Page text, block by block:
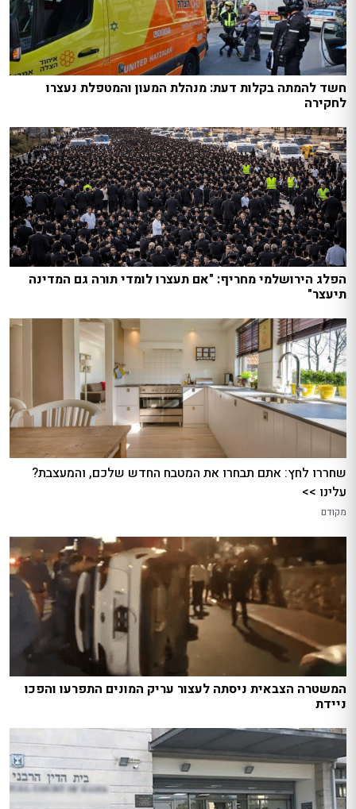
חשד להמתה בקלות דעת: מנהלת המעון והמטפלת נעצרו
לחקירה
הפלג הירושלמי מחריף: "אם תעצרו לומדי תורה גם המדינה
תיעצר"
שחררו לחץ: אתם תבחרו את המטבח החדש שלכם, והמעצבת?
עלינו >>
מקודם
המשטרה הצבאית ניסתה לעצור עריק המונים התפרעו והפכו
ניידת